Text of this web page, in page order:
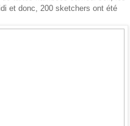
et donc, 200 sketchers ont été